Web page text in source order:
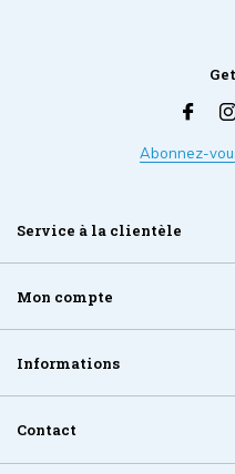
Abonnez-
Service à la clientèle
Mon compte
Informations
Contact